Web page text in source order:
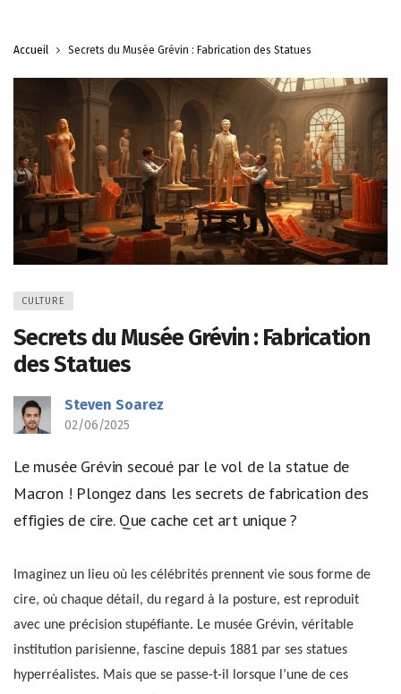
Accueil Secrets du Musée Grévin : Fabrication des Statues
CULTURE
Secrets du Musée Grévin : Fabrication
des Statues
Steven Soarez
02/06/2025
Le musée Grévin secoué par le vol de la statue de
Macron ! Plongez dans les secrets de fabrication des
effigies de cire. Que cache cet art unique ?
Imaginez un lieu où les célébrités prennent vie sous forme de
cire, où chaque détail, du regard à la posture, est reproduit
avec une précision stupéfiante. Le musée Grévin, véritable
institution parisienne, fascine depuis 1881 par ses statues
hyperréalistes. Mais que se passe-t-il lorsque l’une de ces